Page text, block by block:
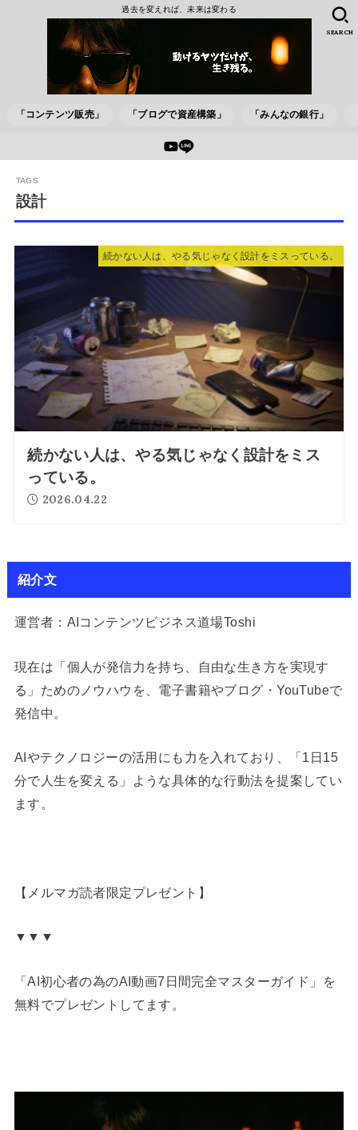
過去を変えれば、未来は変わる
「コンテンツ販売」 「ブログで資産構築」 「みんなの銀行」
SEARCH
設計
続かない人は、やる気じゃなく設計をミスっている。
続かない人は、やる気じゃなく設計をミス
っている。
2026.04.22
紹介文
運営者：AIコンテンツビジネス道場Toshi
現在は「個人が発信力を持ち、自由な生き方を実現す
る」ためのノウハウを、電子書籍やブログ・YouTubeで
発信中。
AIやテクノロジーの活用にも力を入れており、「1日15
分で人生を変える」ような具体的な行動法を提案してい
ます。
【メルマガ読者限定プレゼント】
▼▼▼
「AI初心者の為のAI動画7日間完全マスターガイド」を
無料でプレゼントしてます。